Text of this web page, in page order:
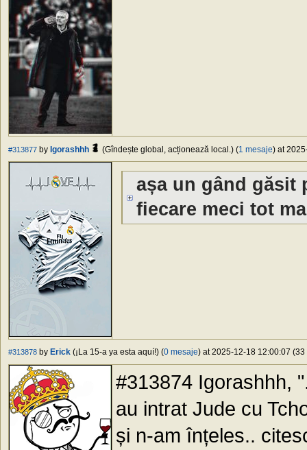
#313877 by Igorashhh (Gîndește global, acționează local.) (1 mesaje) at
așa un gând găsit
fiecare meci tot
#313878 by Erick (¡La 15-a ya esta aquí!) (0 mesaje) at 2025-12-18 12:00:07
#313874 Igorashhh,
au intrat Jude cu
și n-am înțeles..